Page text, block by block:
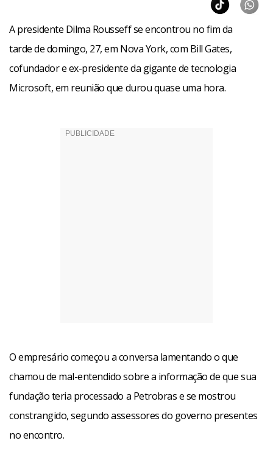
A presidente Dilma Rousseff se encontrou no fim da
tarde de domingo, 27, em Nova York, com Bill Gates,
cofundador e ex-presidente da gigante de tecnologia
Microsoft, em reunião que durou quase uma hora.
O empresário começou a conversa lamentando o que
chamou de mal-entendido sobre a informação de que sua
fundação teria processado a Petrobras e se mostrou
constrangido, segundo assessores do governo presentes
no encontro.